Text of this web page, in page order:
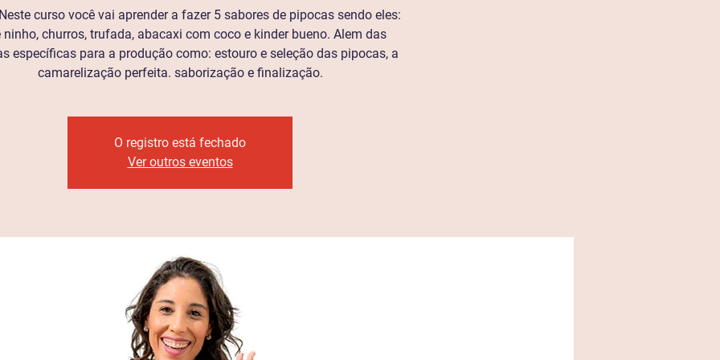
curso você vai aprender a fazer 5 sabores de pipocas sendo eles:
ninho, churros, trufada, abacaxi com coco e kinder bueno. Alem das
específicas para a produção como: estouro e seleção das pipocas, a
camarelização perfeita. saborização e finalização.
O registro está fechado
Ver outros eventos